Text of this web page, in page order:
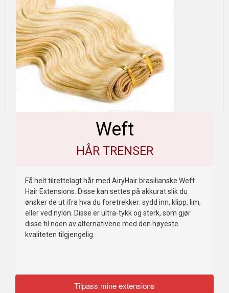
Weft
HÅR TRENSER
Få helt tilrettelagt hår med AiryHair brasilianske Weft
Hair Extensions. Disse kan settes på akkurat slik du
ønsker de ut ifra hva du foretrekker: sydd inn, klipp, lim,
eller ved nylon. Disse er ultra-tykk og sterk, som gjør
disse til noen av alternativene med den høyeste
kvaliteten tilgjengelig.
Tilpass mine extensions